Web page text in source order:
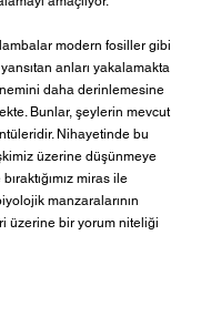
modern fosiller gibi
anları yakalamakta
daha derinlemesine
Bunlar, şeylerin mevcut
Nihayetinde bu
üzerine düşünmeye
miras ile
manzaralarının
üzerine bir yorum niteliği